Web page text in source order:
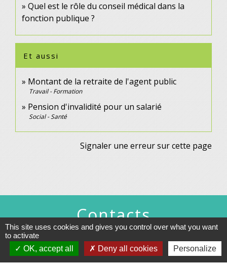
Quel est le rôle du conseil médical dans la
fonction publique ?
Et aussi
Montant de la retraite de l'agent public
Travail - Formation
Pension d'invalidité pour un salarié
Social - Santé
Signaler une erreur sur cette page
Contacts
Commune de Gennes
1 rue du Lavoir
25660 Gennes - FRANCE
+33 3 81 55 75 32
This site uses cookies and gives you control over what you want
to activate
OK, accept all
Deny all cookies Personalize